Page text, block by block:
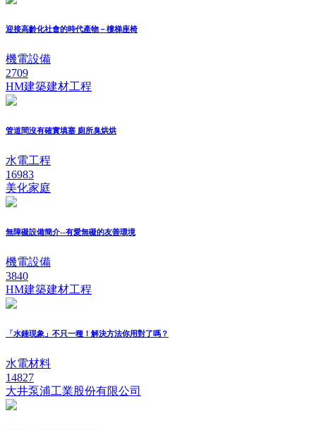
迎接高齡化社會的時代產物－樓梯座椅
機電設備
2709
HM建築建材工程
管道間沒有確實填塞 廁所臭烘烘
水電工程
16983
美化家庭
無障礙設備簡介--有愛無礙的友善環境
機電設備
3840
HM建築建材工程
「水錘現象」不只一種！解決方法你用對了嗎？
水電材料
14827
大井泵浦工業股份有限公司